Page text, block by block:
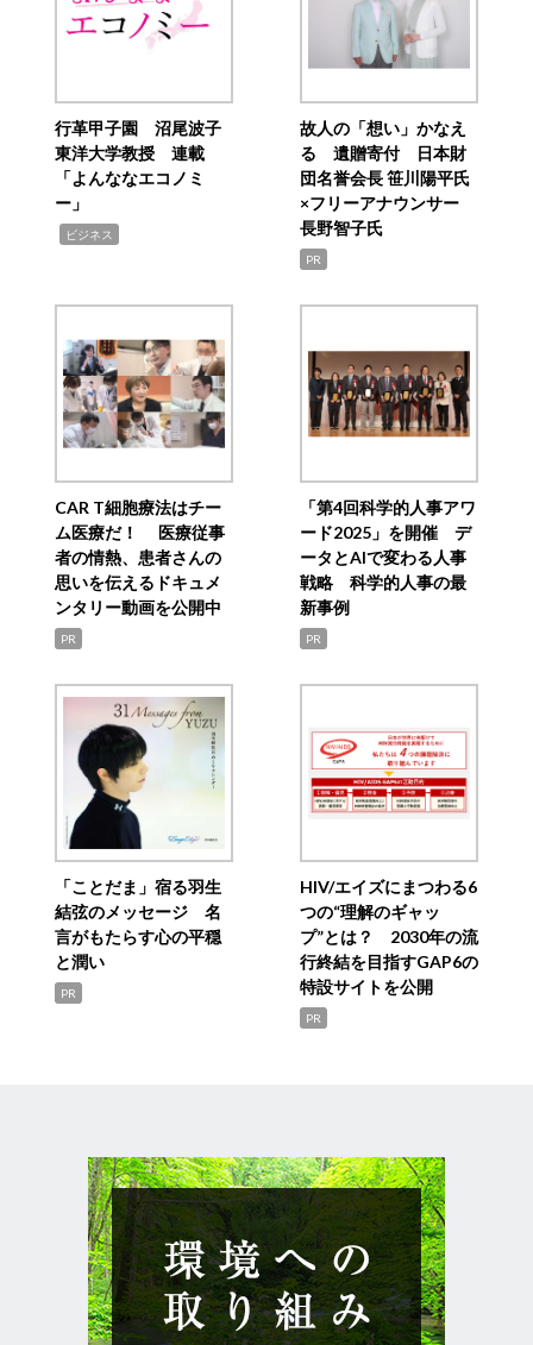
行革甲子園 沼尾波子
東洋大学教授 連載
「よんななエコノミ
ー」
ビジネス
故人の「想い」かなえ
る 遺贈寄付 日本財
団名誉会長 笹川陽平氏
×フリーアナウンサー
長野智子氏
PR
CAR T細胞療法はチー
ム医療だ！ 医療従事
者の情熱、患者さんの
思いを伝えるドキュメ
ンタリー動画を公開中
PR
「第4回科学的人事アワ
ード2025」を開催 デ
ータとAIで変わる人事
戦略 科学的人事の最
新事例
PR
「ことだま」宿る羽生
結弦のメッセージ 名
言がもたらす心の平穏
と潤い
PR
HIV/エイズにまつわる6
つの“理解のギャッ
プ”とは？ 2030年の流
行終結を目指すGAP6の
特設サイトを公開
PR